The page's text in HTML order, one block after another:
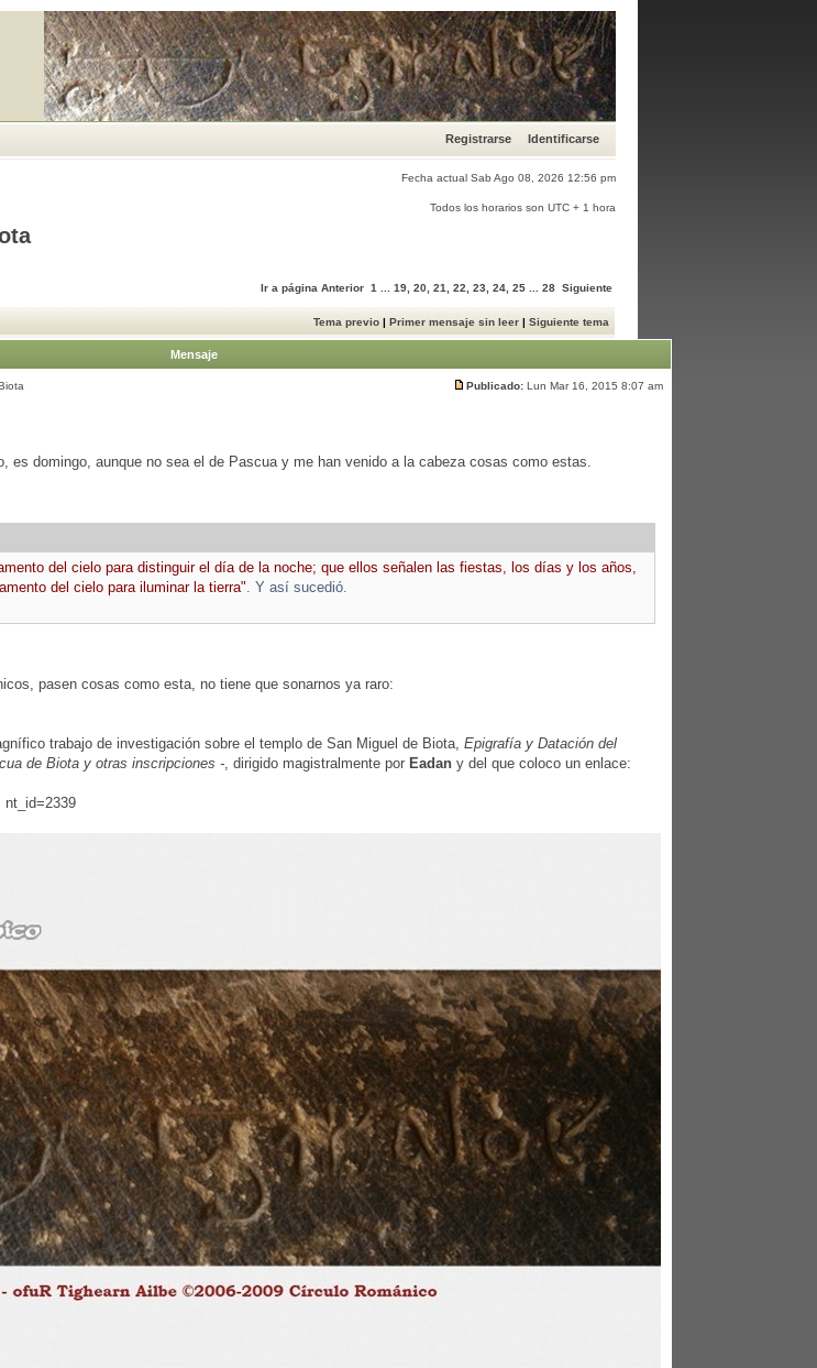
Registrarse Identificarse
Fecha actual Sab Ago 08, 2026 12:56 pm
Todos los horarios son UTC + 1 hora
Ir a página Anterior 1 19 20 21 22 23 24 25 28 Siguiente
Tema previo | Primer mensaje sin leer | Siguiente tema
Mensaje
Publicado: Lun Mar 16, 2015 8:07 am
es domingo, aunque no sea el de Pascua y me han venido a la cabeza cosas como estas.
del cielo para distinguir el día de la noche; que ellos señalen las fiestas, los días y los años,
del cielo para iluminar la tierra". Y así sucedió.
pasen cosas como esta, no tiene que sonarnos ya raro:
trabajo de investigación sobre el templo de San Miguel de Biota, Epigrafía y Datación del
de Biota y otras inscripciones -, dirigido magistralmente por Eadan y del que coloco un enlace:
nt_id=2339